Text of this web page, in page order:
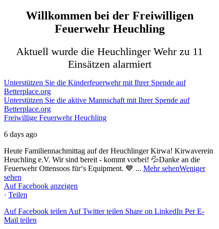
Willkommen bei der Freiwilligen
Feuerwehr Heuchling
Aktuell wurde die Heuchlinger Wehr zu 11
Einsätzen alarmiert
Unterstützen Sie die Kinderfeuerwehr mit Ihrer Spende auf
Betterplace.org
Unterstützen Sie die aktive Mannschaft mit Ihrer Spende auf
Betterplace.org
Freiwillige Feuerwehr Heuchling
6 days ago
Heute Familiennachmittag auf der Heuchlinger Kirwa! Kirwaverein
Heuchling e.V. Wir sind bereit - kommt vorbei! 💦Danke an die
Feuerwehr Ottensoos für‘s Equipment. 💙 ... Mehr sehenWeniger
sehen
Auf Facebook anzeigen
· Teilen
Auf Facebook teilen Auf Twitter teilen Share on LinkedIn Per E-
Mail teilen